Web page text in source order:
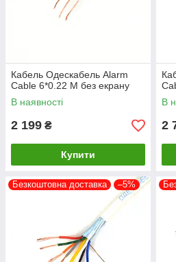
Кабель Одескабель Alarm
Cable 6*0.22 М без екрану
В наявності
2 199 ₴
Купити
В
2
Безкоштовна доставка –5%